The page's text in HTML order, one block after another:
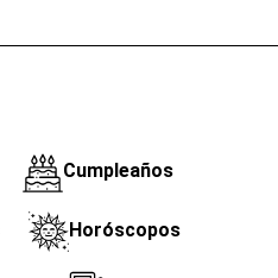
Cumpleaños
Horóscopos